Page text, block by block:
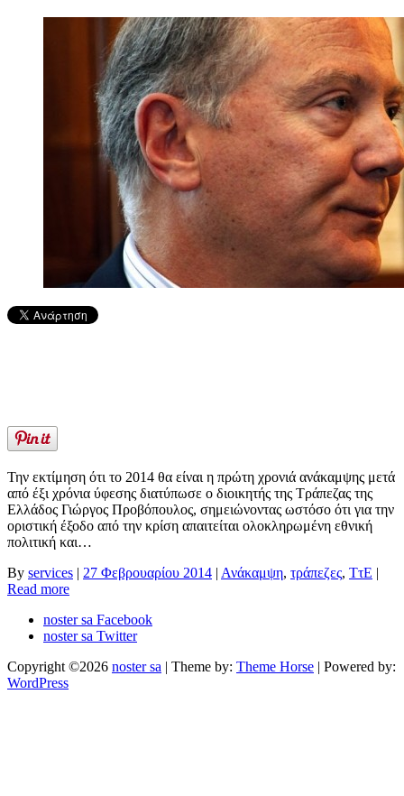
Την εκτίμηση ότι το 2014 θα είναι η πρώτη χρονιά ανάκαμψης μετά
από έξι χρόνια ύφεσης διατύπωσε ο διοικητής της Τράπεζας της
Ελλάδος Γιώργος Προβόπουλος, σημειώνοντας ωστόσο ότι για την
οριστική έξοδο από την κρίση απαιτείται ολοκληρωμένη εθνική
πολιτική και…
By services | 27 Φεβρουαρίου 2014 | Ανάκαμψη, τράπεζες, ΤτΕ |
Read more
noster sa Facebook
noster sa Twitter
Copyright ©2026 noster sa | Theme by: Theme Horse | Powered by:
WordPress